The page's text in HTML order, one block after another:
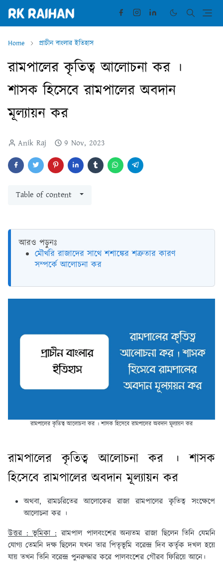
Home প্রাচীন বাংলার ইতিহাস
রামপালের কৃতিত্ব আলোচনা কর ।
শাসক হিসেবে রামপালের অবদান
মূল্যায়ন কর
Anik Raj 9 Nov, 2023
Table of content
আরও পড়ুনঃ
মৌখরি রাজাদের সাথে শশাঙ্কের শত্রুতার কারণ
সম্পর্কে আলোচনা কর
রামপালের কৃতিত্ব আলোচনা কর । শাসক হিসেবে রামপালের অবদান মূল্যায়ন কর
রামপালের কৃতিত্ব আলোচনা কর । শাসক
হিসেবে রামপালের অবদান মূল্যায়ন কর
অথবা, রামচরিতের আলোকের রাজা রামপালের কৃতিত্ব সংক্ষেপে
আলোচনা কর ।
উত্তর : ভূমিকা : রামপাল পালবংশের অন্যতম রাজা ছিলেন তিনি যেমনি
যোগ্য তেমনি দক্ষ ছিলেন যখন তার পিতৃভূমি বরেন্দ্র দিব কর্তৃক দখল হয়ে
যায় তখন তিনি বরেন্দ্র পুনরুদ্ধার করে পালবংশের গৌরব ফিরিয়ে আনে।